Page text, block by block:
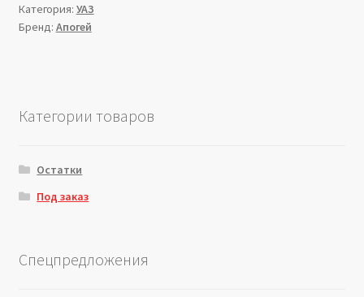
Категория: УАЗ
Бренд: Апогей
Категории товаров
Остатки
Под заказ
Спецпредложения